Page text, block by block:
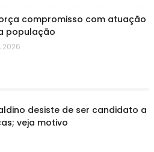
compromisso com atuação
população
2026
desiste de ser candidato a
veja motivo